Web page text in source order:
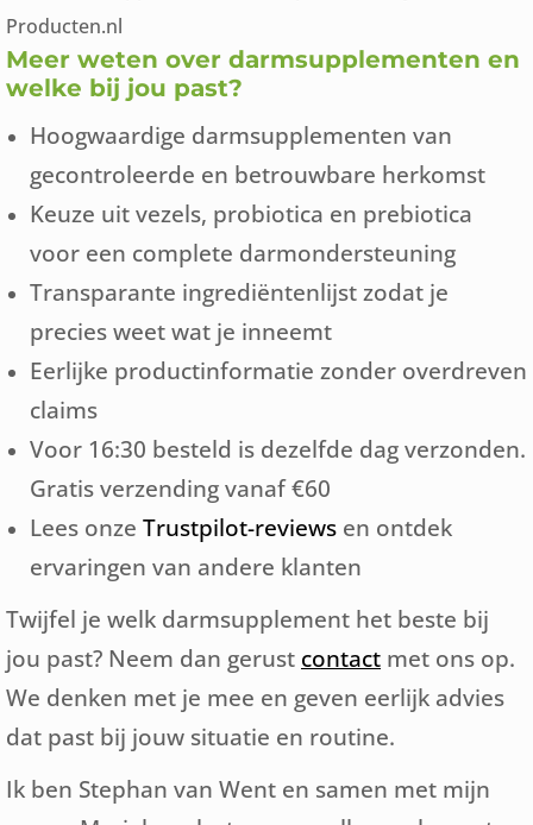
Meer weten over darmsupplementen en
welke bij jou past?
Hoogwaardige darmsupplementen van
gecontroleerde en betrouwbare herkomst
Keuze uit vezels, probiotica en prebiotica
voor een complete darmondersteuning
Transparante ingrediëntenlijst zodat je
precies weet wat je inneemt
Eerlijke productinformatie zonder overdreven
claims
Voor 16:30 besteld is dezelfde dag verzonden.
Gratis verzending vanaf €60
Lees onze Trustpilot-reviews en ontdek
ervaringen van andere klanten
Twijfel je welk darmsupplement het beste bij
jou past? Neem dan gerust contact met ons op.
We denken met je mee en geven eerlijk advies
dat past bij jouw situatie en routine.
Ik ben Stephan van Went en samen met mijn